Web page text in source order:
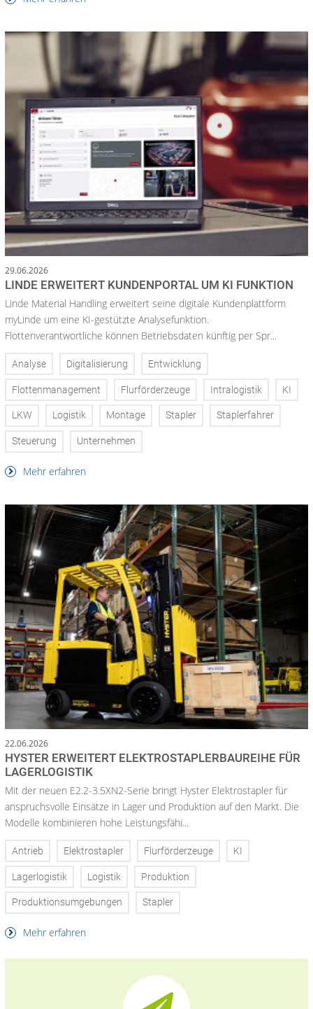
29.06.2026
LINDE ERWEITERT KUNDENPORTAL UM KI FUNKTION
Linde Material Handling erweitert seine digitale Kundenplattform
myLinde um eine KI-gestützte Analysefunktion.
Flottenverantwortliche können Betriebsdaten künftig per Spr...
Analyse Digitalisierung Entwicklung
Flottenmanagement Flurförderzeuge Intralogistik KI
LKW Logistik Montage Stapler Staplerfahrer
Steuerung Unternehmen
Mehr erfahren
22.06.2026
HYSTER ERWEITERT ELEKTROSTAPLERBAUREIHE FÜR
LAGERLOGISTIK
Mit der neuen E2.2-3.5XN2-Serie bringt Hyster Elektrostapler für
anspruchsvolle Einsätze in Lager und Produktion auf den Markt. Die
Modelle kombinieren hohe Leistungsfähi...
Antrieb Elektrostapler Flurförderzeuge KI
Lagerlogistik Logistik Produktion
Produktionsumgebungen Stapler
Mehr erfahren